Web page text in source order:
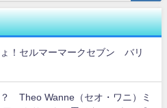
！セルマーマークセブン バリ
Theo Wanne（セオ・ワニ）ミ